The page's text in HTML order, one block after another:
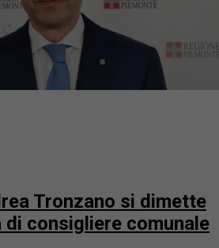
Tronzano si dimette
di consigliere comunale